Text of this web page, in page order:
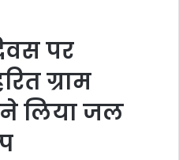
पर
ग्राम
ने लिया जल